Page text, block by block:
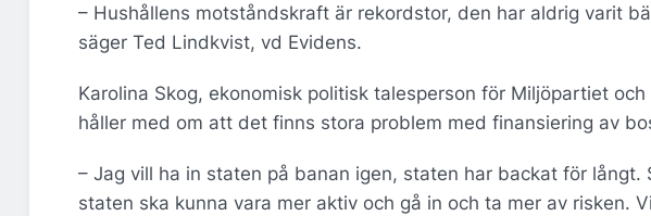
– Hushållens motståndskraft är rekordstor, den har aldrig varit
säger Ted Lindkvist, vd Evidens.
Karolina Skog, ekonomisk politisk talesperson för Miljöpartiet
håller med om att det finns stora problem med finansiering av
– Jag vill ha in staten på banan igen, staten har backat för
staten ska kunna vara mer aktiv och gå in och ta mer av risken.